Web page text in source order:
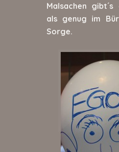
Malsachen gibt´s
als genug im
Sorge.